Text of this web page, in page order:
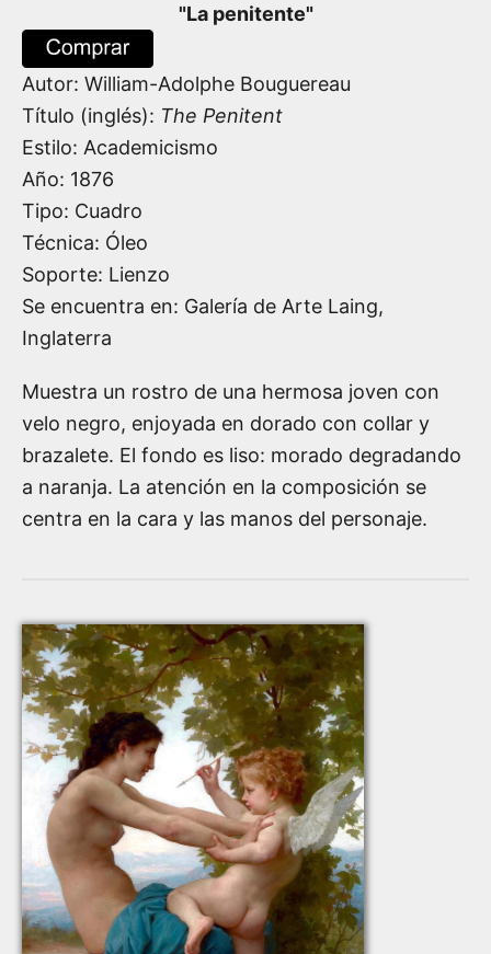
"La penitente"
Autor: William-Adolphe Bouguereau
Título (inglés): The Penitent
Estilo: Academicismo
Año: 1876
Tipo: Cuadro
Técnica: Óleo
Soporte: Lienzo
Se encuentra en: Galería de Arte Laing,
Inglaterra
Muestra un rostro de una hermosa joven con
velo negro, enjoyada en dorado con collar y
brazalete. El fondo es liso: morado degradando
a naranja. La atención en la composición se
centra en la cara y las manos del personaje.